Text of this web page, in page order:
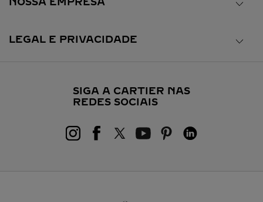
LEGAL E PRIVACIDADE
SIGA A CARTIER NAS
REDES SOCIAIS